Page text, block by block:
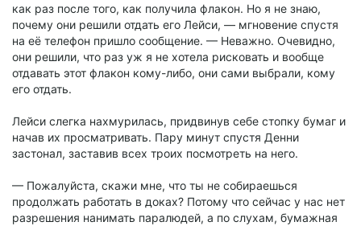
как раз после того, как получила флакон. Но я не знаю,
почему они решили отдать его Лейси, — мгновение спустя
на её телефон пришло сообщение. — Неважно. Очевидно,
они решили, что раз уж я не хотела рисковать и вообще
отдавать этот флакон кому-либо, они сами выбрали, кому
его отдать.
Лейси слегка нахмурилась, придвинув себе стопку бумаг и
начав их просматривать. Пару минут спустя Денни
застонал, заставив всех троих посмотреть на него.
— Пожалуйста, скажи мне, что ты не собираешься
продолжать работать в доках? Потому что сейчас у нас нет
разрешения нанимать паралюдей, а по слухам, бумажная